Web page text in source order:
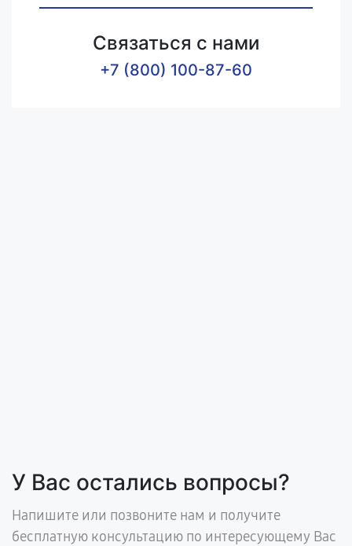
Связаться с нами
+7 (800) 100-87-60
У Вас остались вопросы?
Напишите или позвоните нам и получите
бесплатную консультацию по интересующему Вас